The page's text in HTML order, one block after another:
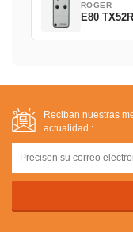
ROGER
E80 TX52R
Reciban nuestras
actualidad :